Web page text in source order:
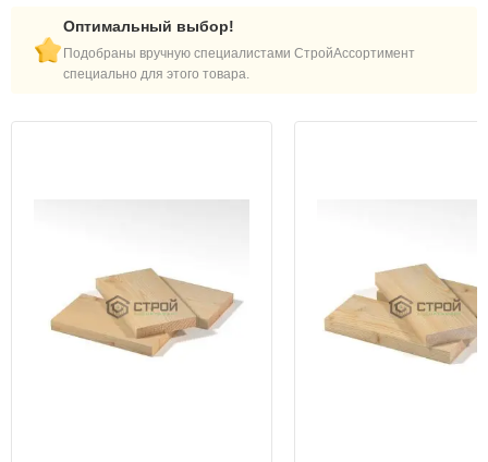
Оптимальный выбор!
Подобраны вручную специалистами СтройАссортимент
специально для этого товара.